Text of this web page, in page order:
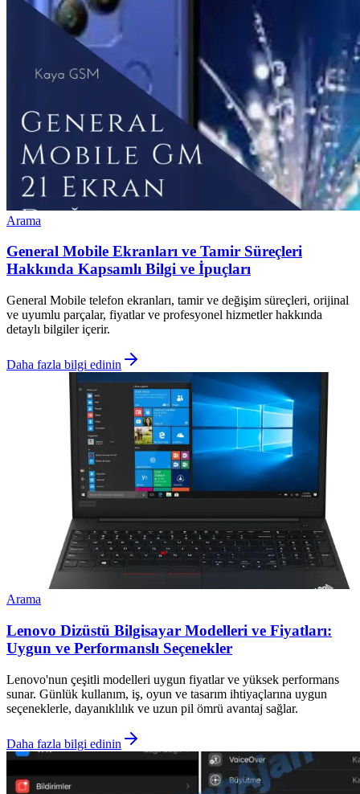
Arama
General Mobile Ekranları ve Tamir Süreçleri
Hakkında Kapsamlı Bilgi ve İpuçları
General Mobile telefon ekranları, tamir ve değişim süreçleri, orijinal
ve uyumlu parçalar, fiyatlar ve profesyonel hizmetler hakkında
detaylı bilgiler içerir.
Daha fazla bilgi edinin
Arama
Lenovo Dizüstü Bilgisayar Modelleri ve Fiyatları:
Uygun ve Performanslı Seçenekler
Lenovo'nun çeşitli modelleri uygun fiyatlar ve yüksek performans
sunar. Günlük kullanım, iş, oyun ve tasarım ihtiyaçlarına uygun
seçeneklerle, dayanıklılık ve uzun pil ömrü avantaj sağlar.
Daha fazla bilgi edinin